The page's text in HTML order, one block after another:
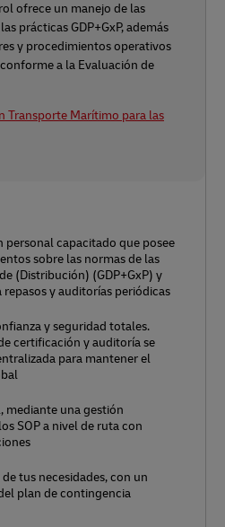
ofrece un manejo de las
prácticas GDP+GxP, además
y procedimientos operativos
a la Evaluación de
Transporte Marítimo para las
personal capacitado que posee
sobre las normas de las
(Distribución) (GDP+GxP) y
repasos y auditorías periódicas
y seguridad totales.
certificación y auditoría se
para mantener el
mediante una gestión
SOP a nivel de ruta con
tus necesidades, con un
plan de contingencia